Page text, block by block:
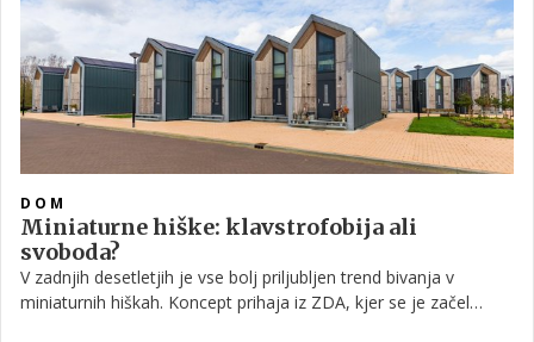
DOM
Miniaturne hiške: klavstrofobija ali
svoboda?
V zadnjih desetletjih je vse bolj priljubljen trend bivanja v
miniaturnih hiškah. Koncept prihaja iz ZDA, kjer se je začel